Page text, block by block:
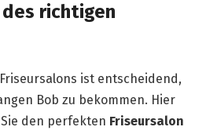
richtigen
ist entscheidend,
Bob zu bekommen. Hier
den perfekten Friseursalon